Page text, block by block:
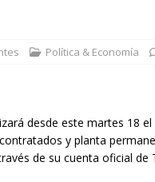
Política & Economía
desde este martes 18
y planta
de su cuenta oficial de